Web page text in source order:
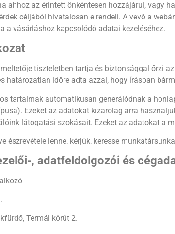
❆
❆
❄
❅
❄
❅
ahhoz az érintett önkéntesen hozzájárul,
céljából hivatalosan elrendeli. A vevő a
a vásárláshoz kapcsolódó adatai kezeléséhez.
tiszteletben tartja és biztonsággal őrzi
határozatlan időre adta azzal, hogy írásban
tartalmak automatikusan generálódnak a
Ezeket az adatokat kizárólag arra
látogatási szokásait. Ezeket az adatokat a
észrevétele lenne, kérjük, keresse
, adatfeldolgozói és
Termál körút 2.